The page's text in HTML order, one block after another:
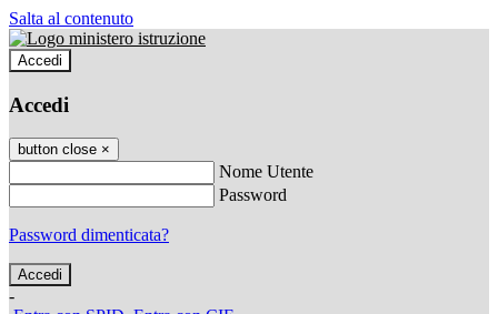
Salta al contenuto
Accedi
Accedi
button close ×
Nome Utente
Password
Password dimenticata?
-